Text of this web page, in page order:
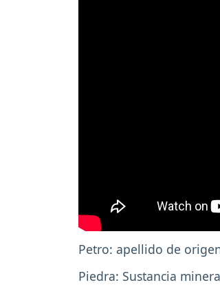
Petro: apellido de
Piedra: Sustancia